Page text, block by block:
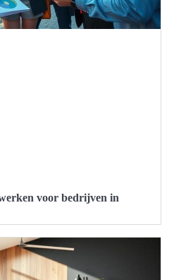
voor bedrijven in